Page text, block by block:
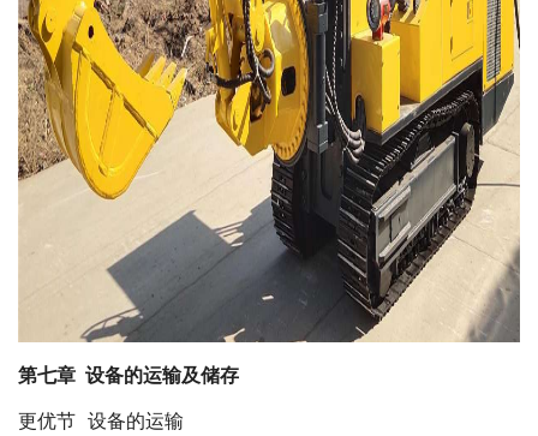
第七章 设备的运输及储存
更优节 设备的运输